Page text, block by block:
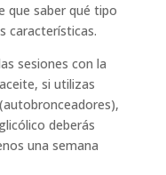
que saber qué tipo
características.
sesiones con la
si utilizas
deberás
una semana